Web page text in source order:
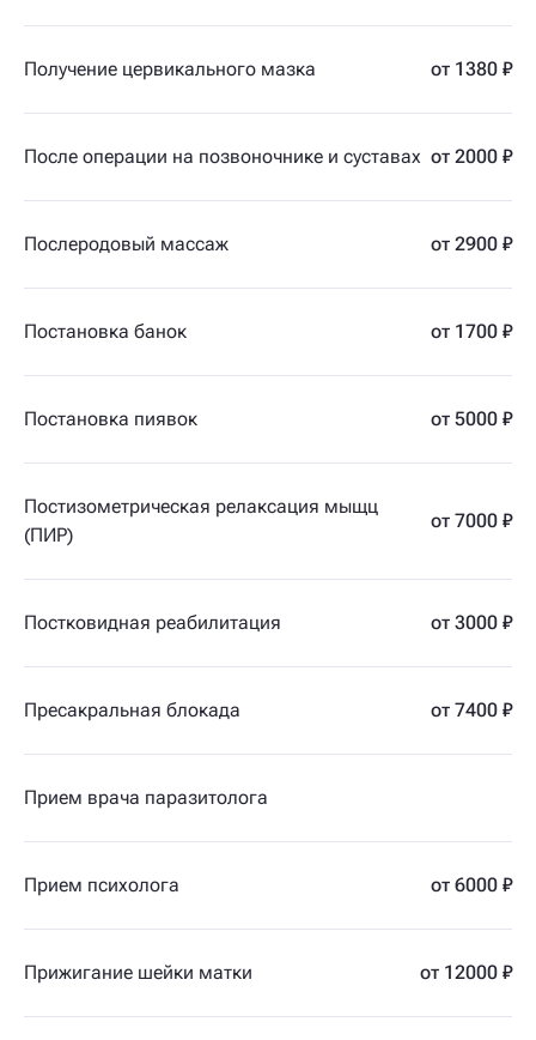
Получение цервикального мазка от 1380 ₽
После операции на позвоночнике и суставах от 2000 ₽
Послеродовый массаж от 2900 ₽
Постановка банок от 1700 ₽
Постановка пиявок от 5000 ₽
Постизометрическая релаксация мыщц
(ПИР)
от 7000 ₽
Постковидная реабилитация от 3000 ₽
Пресакральная блокада от 7400 ₽
Прием врача паразитолога
Прием психолога от 6000 ₽
Прижигание шейки матки от 12000 ₽